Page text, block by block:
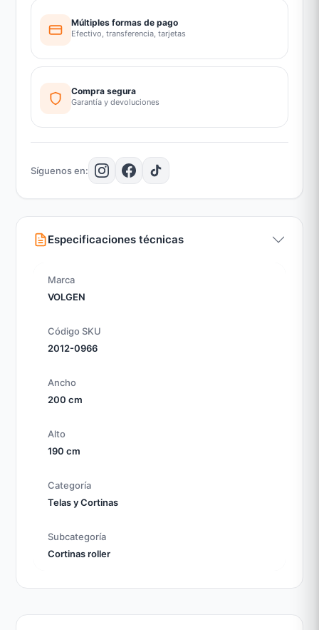
Especificaciones técnicas
Marca
VOLGEN
Código SKU
2012-0966
Ancho
200 cm
Alto
190 cm
Categoría
Telas y Cortinas
Subcategoría
Cortinas roller
Múltiples formas de pago
Efectivo, transferencia, tarjetas
Compra segura
Garantía y devoluciones
Síguenos en: